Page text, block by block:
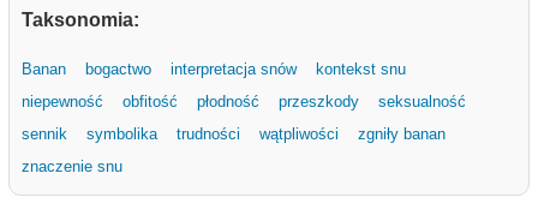
Taksonomia:
Banan bogactwo interpretacja snów
kontekst snu
niepewność
obfitość płodność przeszkody
seksualność
sennik
symbolika trudności wątpliwości
zgniły banan
znaczenie snu